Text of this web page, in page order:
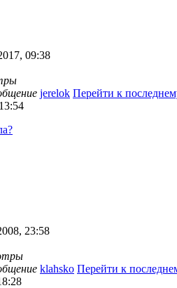
09:38
jerelok Перейти к
23:58
klahsko Перейти к